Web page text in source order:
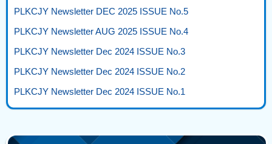
PLKCJY Newsletter DEC 2025 ISSUE No.5
PLKCJY Newsletter AUG 2025 ISSUE No.4
PLKCJY Newsletter Dec 2024 ISSUE No.3
PLKCJY Newsletter Dec 2024 ISSUE No.2
PLKCJY Newsletter Dec 2024 ISSUE No.1